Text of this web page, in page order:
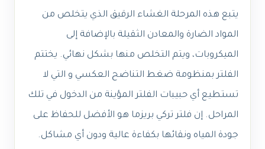
يتبع هذه المرحلة الغشاء الرقيق الذي يتخلص من
المواد الضارة والمعادن الثقيلة بالإضافة إلى
الميكروبات، ويتم التخلص منها بشكل نهائي. يختتم
الفلتر بمنظومة ضغط التناضح العكسي و التي لا
تستطيع أي حبيبات الفلتر المؤينة من الدخول في تلك
المراحل. إن فلتر تركي بريزما هو الأفضل للحفاظ على
جودة المياه ونقائها بكفاءة عالية ودون أي مشاكل.